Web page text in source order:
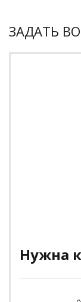
ЗАДАТЬ
Нужна